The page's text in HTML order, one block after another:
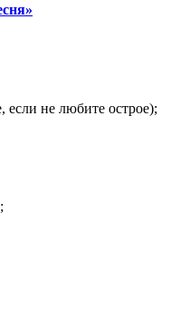
не любите острое);